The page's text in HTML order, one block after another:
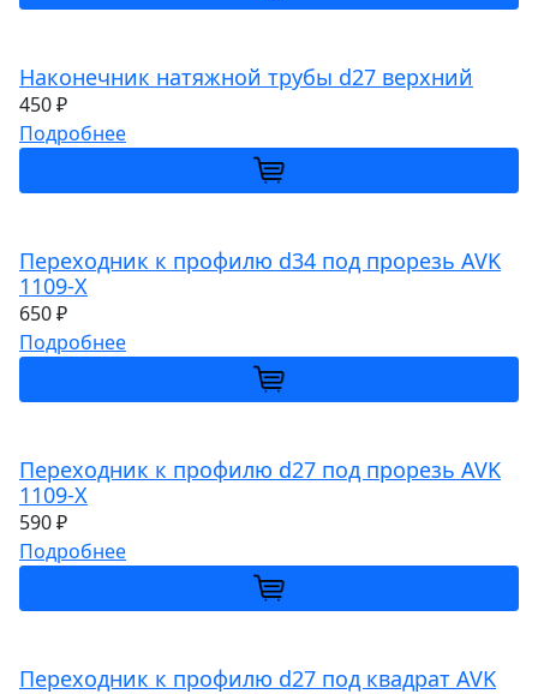
Наконечник натяжной трубы d27 верхний
450 ₽
Подробнее
Переходник к профилю d34 под прорезь AVK
1109-X
650 ₽
Подробнее
Переходник к профилю d27 под прорезь AVK
1109-X
590 ₽
Подробнее
Переходник к профилю d27 под квадрат AVK